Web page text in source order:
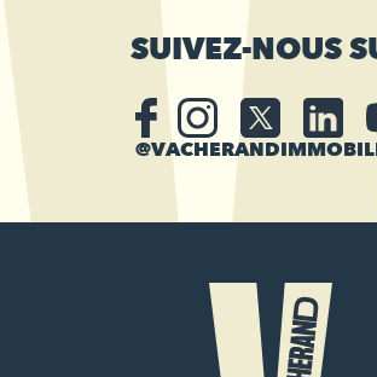
SUIVEZ-NOUS